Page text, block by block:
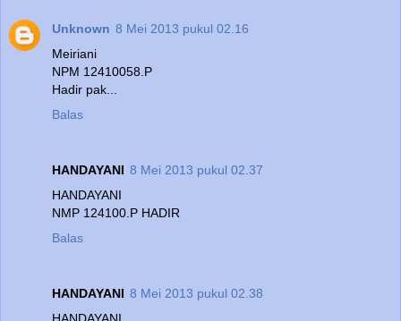
Unknown 8 Mei 2013 pukul 02.16
Meiriani
NPM 12410058.P
Hadir pak...
Balas
HANDAYANI 8 Mei 2013 pukul 02.37
HANDAYANI
NMP 124100.P HADIR
Balas
HANDAYANI 8 Mei 2013 pukul 02.38